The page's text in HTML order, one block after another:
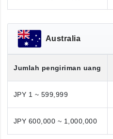
Australia
Jumlah pengiriman uang
JPY 1 ~ 599,999
JPY 600,000 ~ 1,000,000